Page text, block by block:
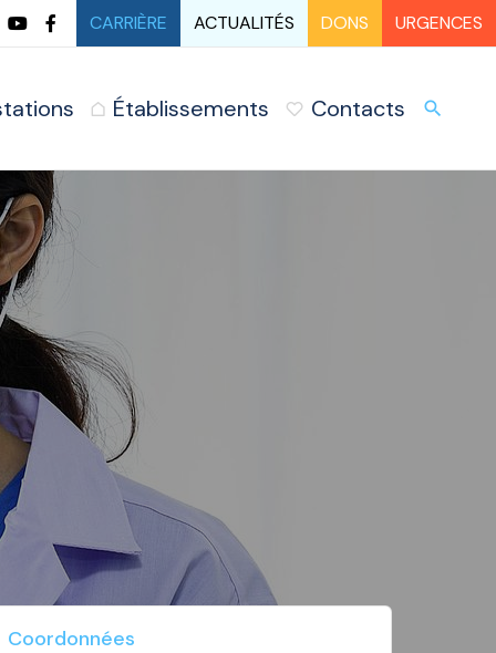
CARRIÈRE ACTUALITÉS DONS URGENCES
Établissements Contacts search
Coordonnées